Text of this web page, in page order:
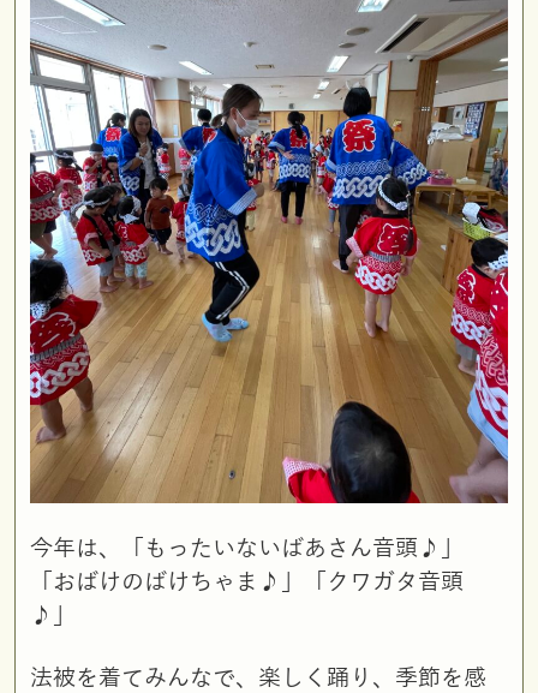
今年は、「もったいないばあさん音頭♪」
「おばけのばけちゃま♪」「クワガタ音頭
♪」
法被を着てみんなで、楽しく踊り、季節を感